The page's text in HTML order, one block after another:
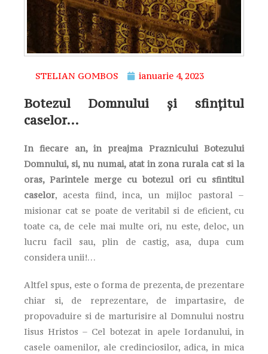
STELIAN GOMBOS ianuarie 4, 2023
Botezul Domnului și sfințitul
caselor…
In fiecare an, in preajma Praznicului Botezului
Domnului, si, nu numai, atat in zona rurala cat si la
oras, Parintele merge cu botezul ori cu sfintitul
caselor, acesta fiind, inca, un mijloc pastoral –
misionar cat se poate de veritabil si de eficient, cu
toate ca, de cele mai multe ori, nu este, deloc, un
lucru facil sau, plin de castig, asa, dupa cum
considera unii!…
Altfel spus, este o forma de prezenta, de prezentare
chiar si, de reprezentare, de impartasire, de
propovaduire si de marturisire al Domnului nostru
Iisus Hristos – Cel botezat in apele Iordanului, in
casele oamenilor, ale credinciosilor, adica, in mica